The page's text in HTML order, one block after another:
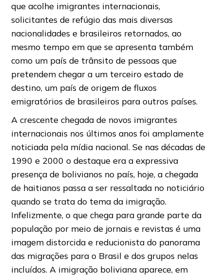
que acolhe imigrantes internacionais,
solicitantes de refúgio das mais diversas
nacionalidades e brasileiros retornados, ao
mesmo tempo em que se apresenta também
como um país de trânsito de pessoas que
pretendem chegar a um terceiro estado de
destino, um país de origem de fluxos
emigratórios de brasileiros para outros países.
A crescente chegada de novos imigrantes
internacionais nos últimos anos foi amplamente
noticiada pela mídia nacional. Se nas décadas de
1990 e 2000 o destaque era a expressiva
presença de bolivianos no país, hoje, a chegada
de haitianos passa a ser ressaltada no noticiário
quando se trata do tema da imigração.
Infelizmente, o que chega para grande parte da
população por meio de jornais e revistas é uma
imagem distorcida e reducionista do panorama
das migrações para o Brasil e dos grupos nelas
incluídos. A imigração boliviana aparece, em